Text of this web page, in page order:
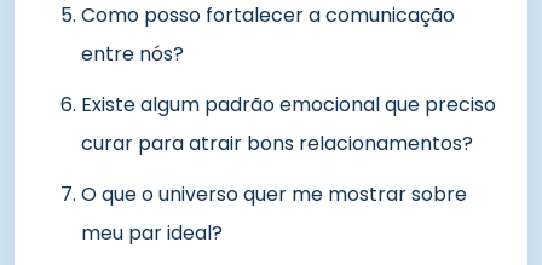
Como posso fortalecer a comunicação
entre nós?
Existe algum padrão emocional que preciso
curar para atrair bons relacionamentos?
O que o universo quer me mostrar sobre
meu par ideal?